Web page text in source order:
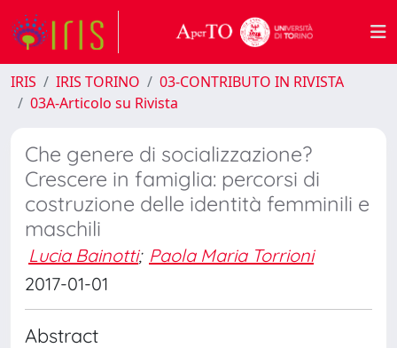
IRIS IRIS TORINO
03-CONTRIBUTO IN RIVISTA
03A-Articolo su Rivista
Che genere di socializzazione?
Crescere in famiglia: percorsi di
costruzione delle identità femminili e
maschili
Lucia Bainotti; Paola Maria Torrioni
2017-01-01
Abstract